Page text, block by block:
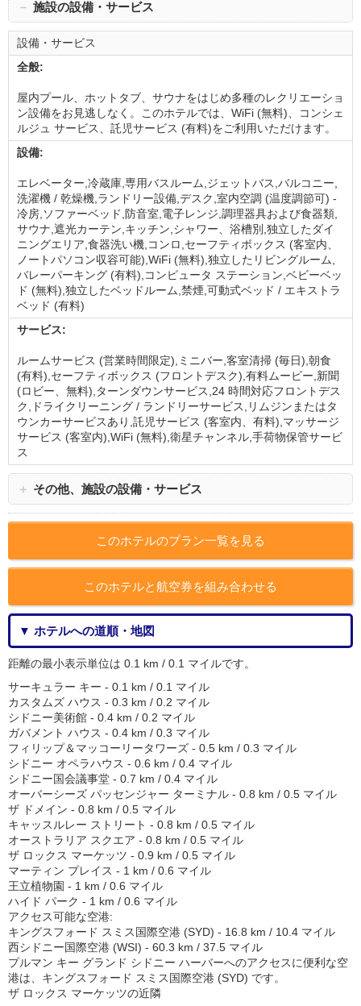
－ 施設の設備・サービス
設備・サービス
全般:
屋内プール、ホットタブ、サウナをはじめ多種のレクリエーショ
ン設備をお見逃しなく。このホテルでは、WiFi (無料)、コンシェ
ルジュ サービス、託児サービス (有料)をご利用いただけます。
設備:
エレベーター,冷蔵庫,専用バスルーム,ジェットバス,バルコニー,
洗濯機 / 乾燥機,ランドリー設備,デスク,室内空調 (温度調節可) -
冷房,ソファーベッド,防音室,電子レンジ,調理器具および食器類,
サウナ,遮光カーテン,キッチン,シャワー、浴槽別,独立したダイ
ニングエリア,食器洗い機,コンロ,セーフティボックス (客室内、
ノートパソコン収容可能),WiFi (無料),独立したリビングルーム,
バレーパーキング (有料),コンピュータ ステーション,ベビーベッ
ド (無料),独立したベッドルーム,禁煙,可動式ベッド / エキストラ
ベッド (有料)
サービス:
ルームサービス (営業時間限定),ミニバー,客室清掃 (毎日),朝食
(有料),セーフティボックス (フロントデスク),有料ムービー,新聞
(ロビー、無料),ターンダウンサービス,24 時間対応フロントデス
ク,ドライクリーニング / ランドリーサービス,リムジンまたはタ
ウンカーサービスあり,託児サービス (客室内、有料),マッサージ
サービス (客室内),WiFi (無料),衛星チャンネル,手荷物保管サービ
ス
＋ その他、施設の設備・サービス
このホテルのプラン一覧を見る
このホテルと航空券を組み合わせる
▼ ホテルへの道順・地図
距離の最小表示単位は 0.1 km / 0.1 マイルです。
サーキュラー キー - 0.1 km / 0.1 マイル
カスタムズ ハウス - 0.3 km / 0.2 マイル
シドニー美術館 - 0.4 km / 0.2 マイル
ガバメント ハウス - 0.4 km / 0.3 マイル
フィリップ＆マッコーリータワーズ - 0.5 km / 0.3 マイル
シドニー オペラハウス - 0.6 km / 0.4 マイル
シドニー国会議事堂 - 0.7 km / 0.4 マイル
オーバーシーズ パッセンジャー ターミナル - 0.8 km / 0.5 マイル
ザ ドメイン - 0.8 km / 0.5 マイル
キャッスルレー ストリート - 0.8 km / 0.5 マイル
オーストラリア スクエア - 0.8 km / 0.5 マイル
ザ ロックス マーケッツ - 0.9 km / 0.5 マイル
マーティン プレイス - 1 km / 0.6 マイル
王立植物園 - 1 km / 0.6 マイル
ハイド パーク - 1 km / 0.6 マイル
アクセス可能な空港:
キングスフォード スミス国際空港 (SYD) - 16.8 km / 10.4 マイル
西シドニー国際空港 (WSI) - 60.3 km / 37.5 マイル
プルマン キー グランド シドニー ハーバーへのアクセスに便利な空
港は、キングスフォード スミス国際空港 (SYD) です。
ザ ロックス マーケッツの近隣